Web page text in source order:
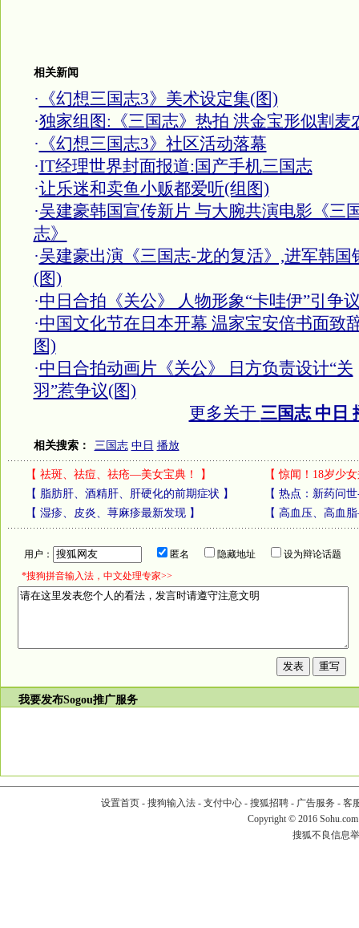
相关新闻
· 《幻想三国志3》美术设定集(图)
·独家组图:《三国志》热拍 洪金宝形似割麦
· 《幻想三国志3》社区活动落幕
·IT经理世界封面报道:国产手机三国志
·让乐迷和卖鱼小贩都爱听(组图)
·吴建豪韩国宣传新片 与大腕共演电影《三
志》
·吴建豪出演《三国志-龙的复活》,进军韩国
(图)
·中日合拍《关公》 人物形象“卡哇伊”引争
·中国文化节在日本开幕 温家宝安倍书面致
图)
·中日合拍动画片《关公》 日方负责设计“关
羽”惹争议(图)
更多关于 三国志 中日
相关搜索： 三国志 中日 播放
【 祛斑、祛痘、祛疮—美女宝典！ 】 【惊闻！18岁少
【 脂肪肝、酒精肝、肝硬化的前期症状 】 【 热点：新药问
【 湿疹、皮炎、荨麻疹最新发现】 【 高血压、高血
用户： 匿名 隐藏地址
设为辩论话题
*搜狗拼音输入法，中文处理专家>>
我要发布Sogou推广服务
设置首页- 搜狗输入法- 支付中心- 搜狐招聘- 广告服务 - 客
Copyright © 2016
搜狐不良信息